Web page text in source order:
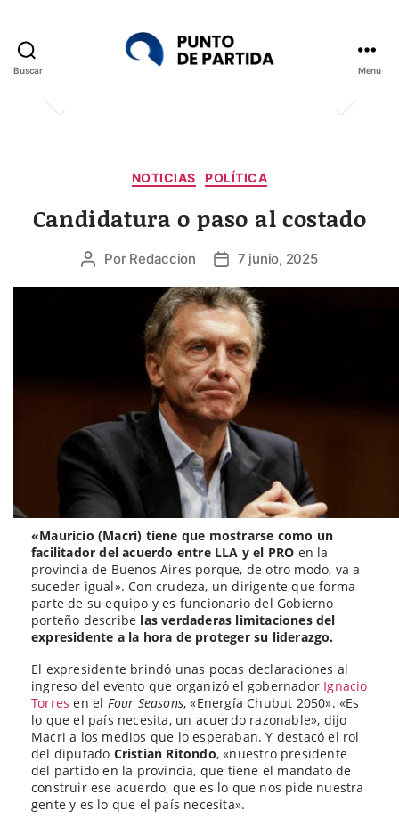
Buscar Menú
Categorías
NOTICIAS POLÍTICA
Candidatura o paso al costado
Autor
Por Redaccion
Fecha
la
entrada
7 junio, 2025
«Mauricio (Macri) tiene que mostrarse como un
facilitador del acuerdo entre LLA y el PRO en la
provincia de Buenos Aires porque, de otro modo, va a
suceder igual». Con crudeza, un dirigente que forma
parte de su equipo y es funcionario del Gobierno
porteño describe las verdaderas limitaciones del
expresidente a la hora de proteger su liderazgo.
El expresidente brindó unas pocas declaraciones al
ingreso del evento que organizó el gobernador Ignacio
Torres en el Four Seasons, «Energía Chubut 2050». «Es
lo que el país necesita, un acuerdo razonable», dijo
Macri a los medios que lo esperaban. Y destacó el rol
del diputado Cristian Ritondo, «nuestro presidente
del partido en la provincia, que tiene el mandato de
construir ese acuerdo, que es lo que nos pide nuestra
gente y es lo que el país necesita».